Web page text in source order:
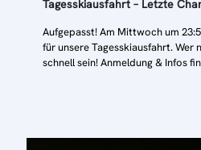
Tagesskiausfahrt – Letzte
Aufgepasst! Am Mittwoch um
für unsere Tagesskiausfahrt. Wer
schnell sein! Anmeldung & Infos